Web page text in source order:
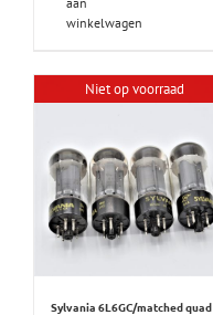
winkelwagen
Niet op voorraad
Sylvania 6L6GC/matched quad